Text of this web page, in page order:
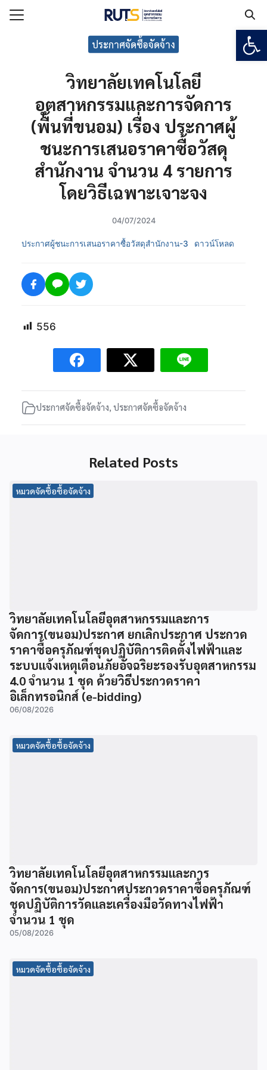
บวิทยาลัยฯ
ประกาศจัดซื้อจัดจ้าง
วิทยาลัยเทคโนโลยี
อุตสาหกรรมและการจัดการ
(พื้นที่ขนอม) เรื่อง ประกาศผู้
ชนะการเสนอราคาซื้อวัสดุ
สำนักงาน จำนวน 4 รายการ
โดยวิธีเฉพาะเจาะจง
04/07/2024
ประกาศผู้ชนะการเสนอราคาซื้อวัสดุสำนักงาน-3 ดาวน์โหลด
556
ประกาศจัดซื้อจัดจ้าง ประกาศจัดซื้อจัดจ้าง
Related Posts
หมวดจัดซื้อซื้อจัดจ้าง
วิทยาลัยเทคโนโลยีอุตสาหกรรมและการ
จัดการ(ขนอม)ประกาศ ยกเลิกประกาศ ประกวด
ราคาซื้อครุภัณฑ์ชุดปฏิบัติการติดตั้งไฟฟ้าและ
ระบบแจ้งเหตุเตือนภัยอัจฉริยะรองรับอุตสาหกรรม
4.0 จำนวน 1 ชุด ด้วยวิธีประกวดราคา
อิเล็กทรอนิกส์ (e-bidding)
06/08/2026
หมวดจัดซื้อซื้อจัดจ้าง
วิทยาลัยเทคโนโลยีอุตสาหกรรมและการ
จัดการ(ขนอม)ประกาศประกวดราคาซื้อครุภัณฑ์
ชุดปฏิบัติการวัดและเครื่องมือวัดทางไฟฟ้า
จำนวน 1 ชุด
05/08/2026
หมวดจัดซื้อซื้อจัดจ้าง